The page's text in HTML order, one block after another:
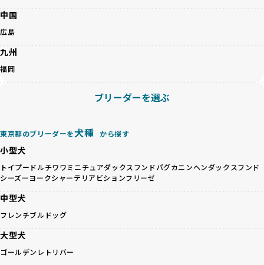
を促進することで、無駄な命の消費を減らし、命を大切にす
る社会の実現を目指しています。
人へ寄付しています。多くのペット販売業者が、動物福祉へ
の取り組みが不十分であることを理由に寄付を断られる中、
ます。この活動により、保護が必要なワンちゃんの救済や保
護活動の支援にも貢献しています。
でなく、すべてのワンちゃんに優しい未来を創るための大き
な一歩です。ユーザーの皆さんがBreederFamiliesを通じて
子犬をお迎えすることで、こうした社会貢献活動を間接的に
支えることができます。
身ともに健康に育つための環境づくりに全力を注いでいま
す。
考えられた食事、子犬がのびのびと動ける適度な運動環境、
さらに獣医師と連携した健康管理まで徹底しています。
近年、「小さくて可愛い」「珍しい毛色」という見た目の特
徴が人気を集め、高値で取引されることが多くなっていま
す。しかし、こうした特徴には健康リスクが伴う場合が少な
くありません。極小サイズは骨や心臓に負担がかかりやす
く、レアカラーには遺伝疾患のリスクが高まることがありま
す。
な繁殖を行いがちです。小柄な母犬を繁殖に多用して体に負
ど、健康を犠牲にした管理がされることもあります。このよ
うな方法では、ワンちゃんの免疫力や体力が低下し、飼い主
にとっても将来的な医療費やケアの負担が増える恐れがあり
ます。
優良ブリーダーは、こうした流行に流されず、ワンちゃんの
カラーの子犬を販売する場合は、健康リスクを十分に理解
し、飼い主にそのリスクについて丁寧に説明しています。食
ワンちゃんの健康を第一にした繁殖を心がけています。
「見た目以上に健康重視」の詳細はこちら
中国
広島
九州
福岡
ブリーダーを選ぶ
東京都のブリーダーを犬種 から探す
小型犬
トイプードルチワワミニチュアダックスフンドパグカニンヘンダックスフンド
シーズーヨークシャーテリア ビションフリーゼ
中型犬
フレンチブルドッグ
大型犬
ゴールデンレトリバー